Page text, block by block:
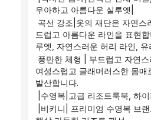
우아하고 아름다운 실루엣|
드럽고 아름다운 라인을 표현
루엣, 자연스러운 허리 라인, 유
여성스럽고 글래머러스한 몸매
발산합니다.
|수영복|고급 리조트룩북, 하